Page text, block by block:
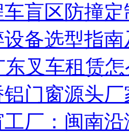
车盲区防撞
备选型指
东叉车租赁
铝门窗源头
工厂：闽南